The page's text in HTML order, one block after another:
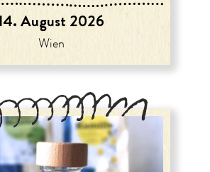
August 2026
Wien